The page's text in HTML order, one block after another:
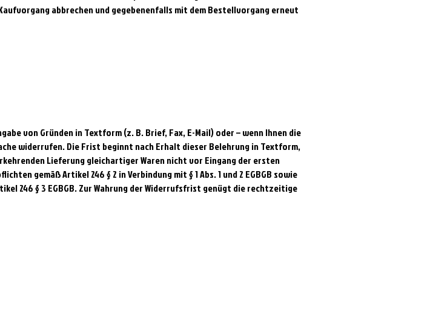
abbrechen und gegebenenfalls mit dem Bestellvorgang erneut
von Gründen in Textform (z. B. Brief, Fax, E-Mail) oder – wenn Ihnen die
widerrufen. Die Frist beginnt nach Erhalt dieser Belehrung in Textform,
Lieferung gleichartiger Waren nicht vor Eingang der ersten
gemäß Artikel 246 § 2 in Verbindung mit § 1 Abs. 1 und 2 EGBGB sowie
246 § 3 EGBGB. Zur Wahrung der Widerrufsfrist genügt die rechtzeitige